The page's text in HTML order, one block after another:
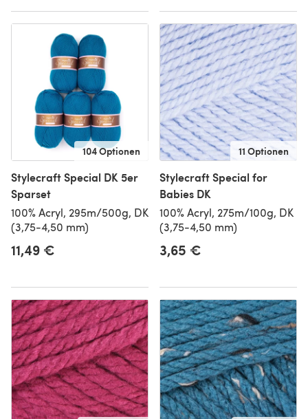
104 Optionen
Stylecraft Special DK 5er
Sparset
100% Acryl, 295m/500g, DK
(3,75-4,50 mm)
11,49 €
11 Optionen
Stylecraft Special for
Babies DK
100% Acryl, 275m/100g, DK
(3,75-4,50 mm)
3,65 €